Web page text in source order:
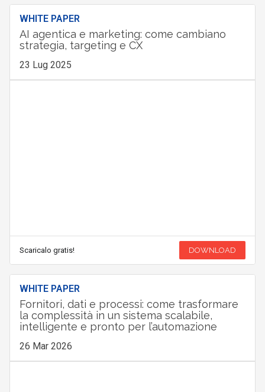
WHITE PAPER
AI agentica e marketing: come cambiano
strategia, targeting e CX
23 Lug 2025
Scaricalo gratis! DOWNLOAD
WHITE PAPER
Fornitori, dati e processi: come trasformare
la complessità in un sistema scalabile,
intelligente e pronto per l’automazione
26 Mar 2026